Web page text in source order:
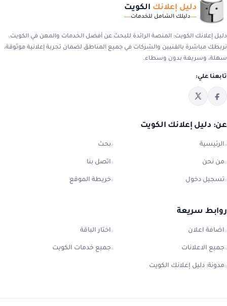
دليل إعلانك الكويت
دليلك الشامل للخدمات
دليل إعلانك الكويت: المنصة الرائدة للبحث عن أفضل الخدمات والمهن في الكويت.
نربطك مباشرة بالفنيين والشركات في جميع المناطق لضمان تجربة إعلانية موثوقة،
سهلة، وسريعة بدون وسطاء.
تابعنا علي:
عن: دليل إعلانك الكويت
الرئيسية بحث
من نحن اتصل بنا
تسجيل دخول خريطة الموقع
روابط سريعة
اضافة اعلان اختار الباقة
جميع الاعلانات جميع خدمات الكويت
مدونة: دليل إعلانك الكويت